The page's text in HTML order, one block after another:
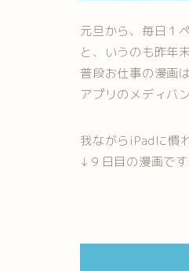
元旦から、毎日１
と、いうのも昨年
普段お仕事の漫画
アプリのメディバ
我ながらiPadに慣
↓９日目の漫画で